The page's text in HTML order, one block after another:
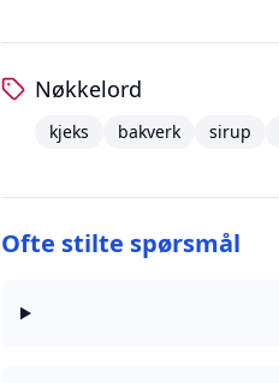
Nøkkelord
kjeks bakverk sirup
Ofte stilte spørsmål